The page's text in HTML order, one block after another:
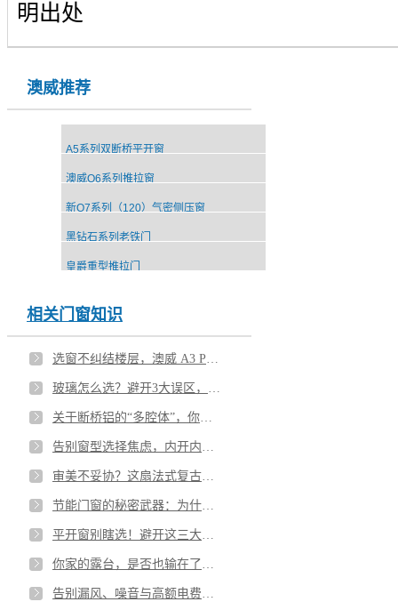
明出处
澳威推荐
A5系列双断桥平开窗
澳威Q6系列推拉窗
新Q7系列（120）气密侧压窗
黑钻石系列老铁门
皇爵重型推拉门
相关门窗知识